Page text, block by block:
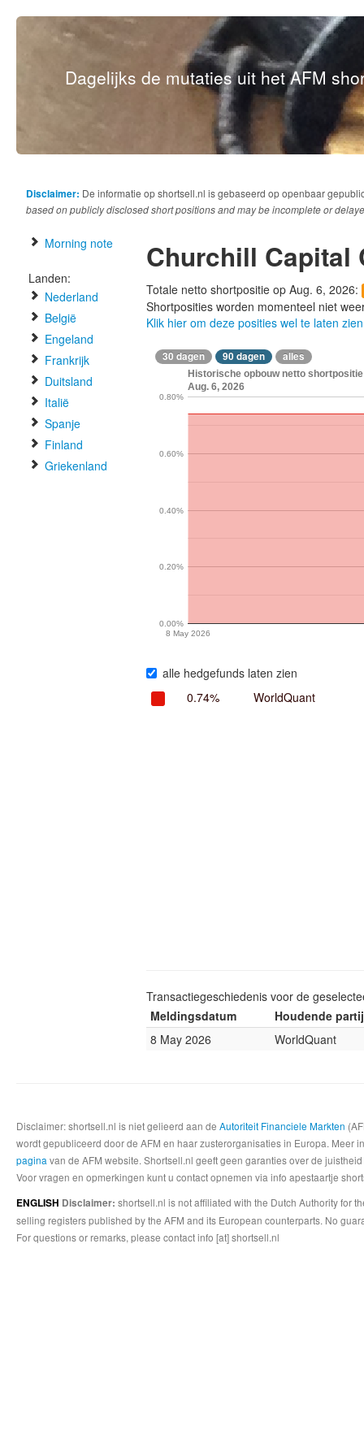
Dagelijks de mutaties uit het AFM
Disclaimer: De informatie op shortsell.nl is gebaseerd op openbaar
based on publicly disclosed short positions and may be incomplete or
Morning note
Landen:
Nederland
België
Engeland
Frankrijk
Duitsland
Italië
Spanje
Finland
Griekenland
Churchill Capital
Totale netto shortpositie op Aug. 6, 2026:
Shortposities worden momenteel niet
Klik hier om deze posities wel te laten zien
30 dagen 90 dagen alles
Historische opbouw netto
Aug. 6, 2026
8 May 2026
0.00%
0.20%
0.40%
0.60%
0.80%
alle hedgefunds laten zien
0.74%
WorldQuant
Transactiegeschiedenis voor de
Meldingsdatum
Houdende partij
8 May 2026
WorldQuant
Disclaimer: shortsell.nl is niet gelieerd aan de Autoriteit Financiele Markten
wordt gepubliceerd door de AFM en haar zusterorganisaties in Europa.
pagina van de AFM website. Shortsell.nl geeft geen garanties over de
Voor vragen en opmerkingen kunt u contact opnemen via info apestaartje
ENGLISH Disclaimer: shortsell.nl is not affiliated with the Dutch Authority for
selling registers published by the AFM and its European counterparts. No
For questions or remarks, please contact info [at] shortsell.nl